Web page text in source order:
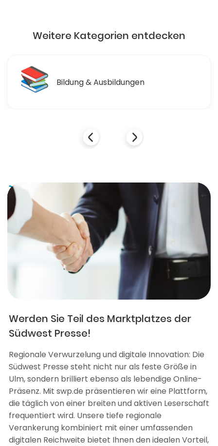
Weitere Kategorien entdecken
📚 Bildung & Ausbildungen
Werden Sie Teil des Marktplatzes der
Südwest Presse!
Regionale Verwurzelung und digitale Innovation: Die
Südwest Presse steht nicht nur als feste Größe in
Ulm, sondern brilliert ebenso als lebendige Online-
Präsenz. Mit swp.de präsentieren wir eine Plattform,
die täglich von einer breiten und aktiven Leserschaft
frequentiert wird. Unsere tiefe regionale
Verankerung kombiniert mit einer umfassenden
digitalen Reichweite bietet Ihnen den idealen Vorteil,